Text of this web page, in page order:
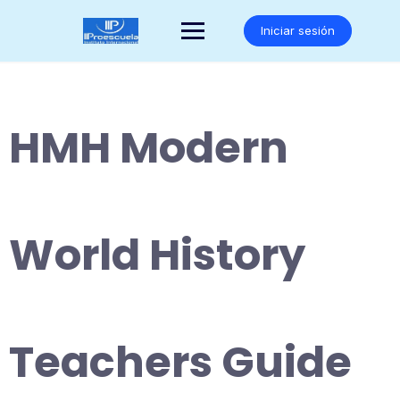
Iniciar sesión
HMH Modern
World History
Teachers Guide